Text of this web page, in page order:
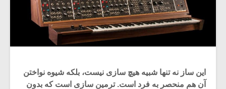
این ساز نه تنها شبیه هیچ سازی نیست، بلکه شیوه نواختن
آن هم منحصر به فرد است. ترمین سازی است که بدون